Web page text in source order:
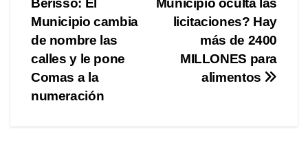
de
entradas
Municipio oculta las
licitaciones? Hay
más de 2400
MILLONES para
alimentos
Berisso: El
Municipio cambia
de nombre las
calles y le pone
Comas a la
numeración